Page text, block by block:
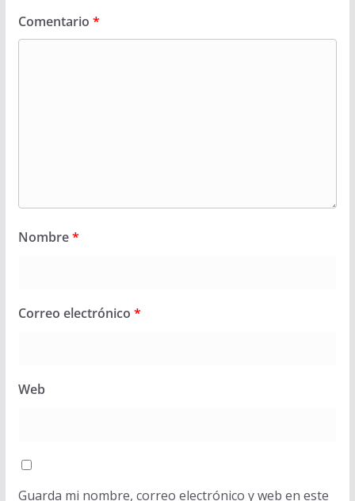
Comentario *
Nombre*
Correo electrónico *
Web
Guarda mi nombre, correo electrónico y web en este